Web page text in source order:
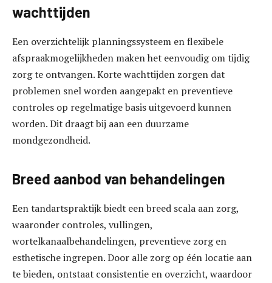
wachttijden
Een overzichtelijk planningssysteem en flexibele
afspraakmogelijkheden maken het eenvoudig om tijdig
zorg te ontvangen. Korte wachttijden zorgen dat
problemen snel worden aangepakt en preventieve
controles op regelmatige basis uitgevoerd kunnen
worden. Dit draagt bij aan een duurzame
mondgezondheid.
Breed aanbod van behandelingen
Een tandartspraktijk biedt een breed scala aan zorg,
waaronder controles, vullingen,
wortelkanaalbehandelingen, preventieve zorg en
esthetische ingrepen. Door alle zorg op één locatie aan
te bieden, ontstaat consistentie en overzicht, waardoor